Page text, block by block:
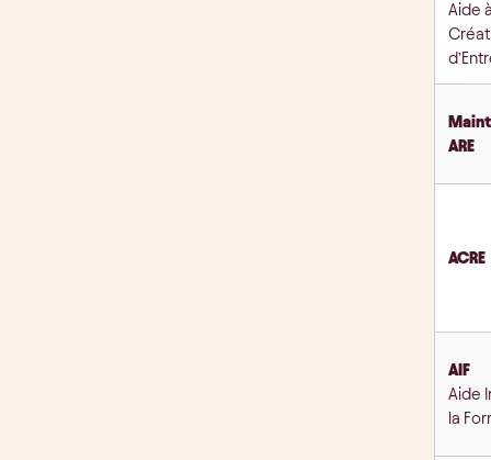
Aide
ARE
ACRE
AIF
Aide
la